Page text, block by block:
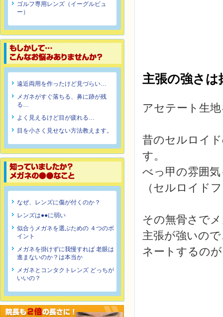
ゴルフ専用レンズ（イーグルビュ
ー）
遠近両用を作ったけど見づらい…
メガネがすぐ落ちる、鼻に跡が残
る…
よく見えるけど目が疲れる…
目を小さく見せない方法教えます。
なぜ、レンズに傷が付くのか？
レンズは●●に弱い
似合うメガネを選ぶための ４つのポ
イント
メガネを掛けずに我慢すれば 老眼は
進まないのか？は本当か
メガネとコンタクトレンズ どっちが
いいの？
主張の強さは
アセテート生
昔のセルロイ
す。
べっ甲の雰囲
（セルロイド
その無骨さで
主張が強いの
ネートするの